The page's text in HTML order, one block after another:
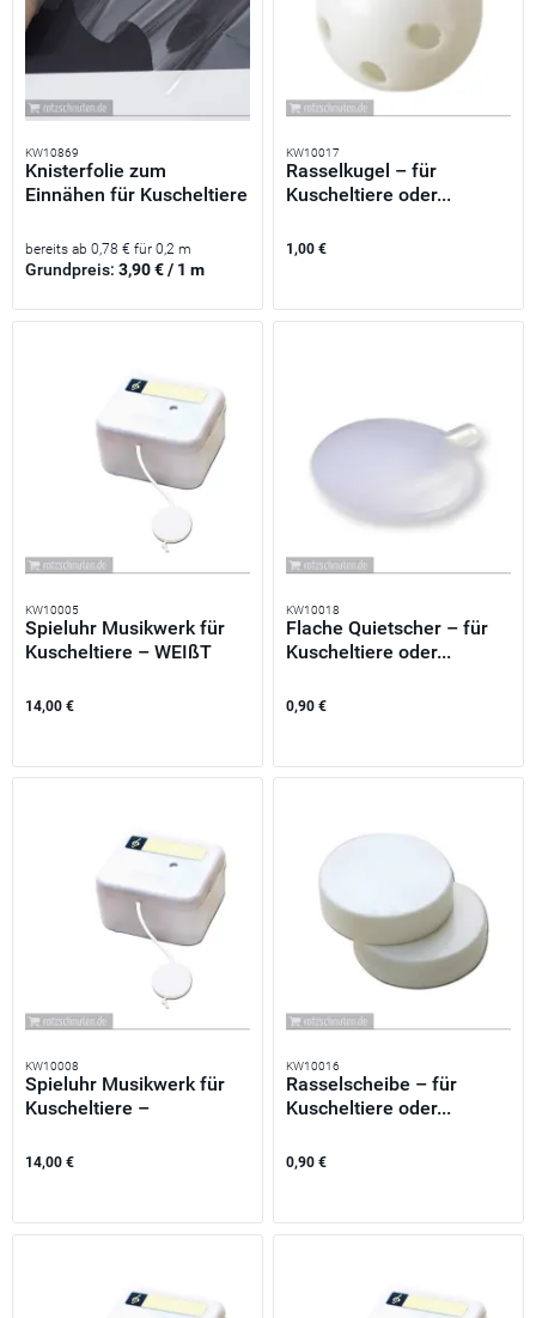
KW10869
Knisterfolie zum
Einnähen für Kuscheltiere
bereits ab 0,78 € für 0,2 m
Grundpreis:3,90 € / 1 m
KW10017
Rasselkugel – für
Kuscheltiere oder...
1,00 €
KW10005
Spieluhr Musikwerk für
Kuscheltiere – WEIßT
14,00 €
KW10018
Flache Quietscher – für
Kuscheltiere oder...
0,90 €
KW10008
Spieluhr Musikwerk für
Kuscheltiere –
14,00 €
KW10016
Rasselscheibe – für
Kuscheltiere oder...
0,90 €